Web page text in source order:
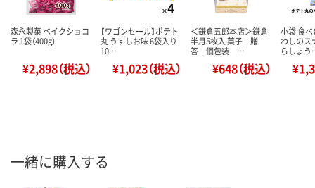
森永製菓 ベイクショコ
ラ 1袋（400g）
¥2,898（税込）
【ワゴンセール】ポテト
丸 うすしお味 6袋入り
10…
¥1,023（税込）
＜鎌倉五郎本店＞鎌倉
半月5枚入 菓子 贈
答 個包装 …
¥648（税込）
小袋 食
わしのス
らしょ
一緒に購入する